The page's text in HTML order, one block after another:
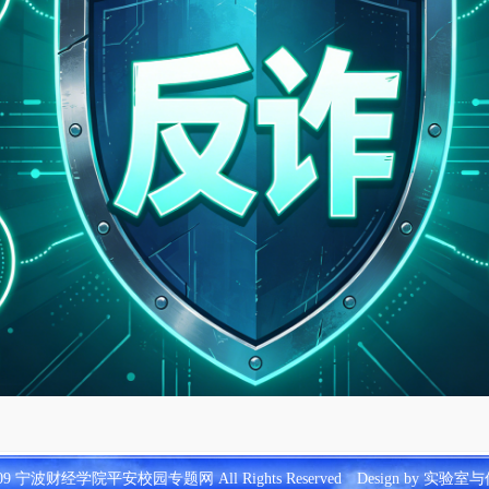
宁波财经学院平安校园专题网 All Rights Reserved Design by 实验室